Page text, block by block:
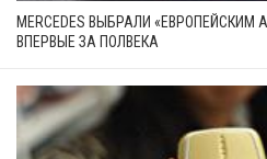
MERCEDES ВЫБРАЛИ
ВПЕРВЫЕ ЗА ПОЛВЕКА